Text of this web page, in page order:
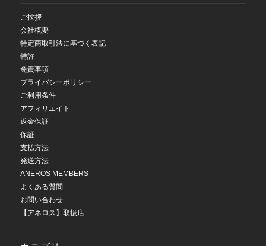
ご挨拶
会社概要
特定商取引法に基づく表記
特許
免責事項
プライバシーポリシー
ご利用条件
アフィリエイト
返金保証
保証
支払方法
発送方法
ANEROS MEMBERS
よくある質問
お問い合わせ
【アネロス】取扱店